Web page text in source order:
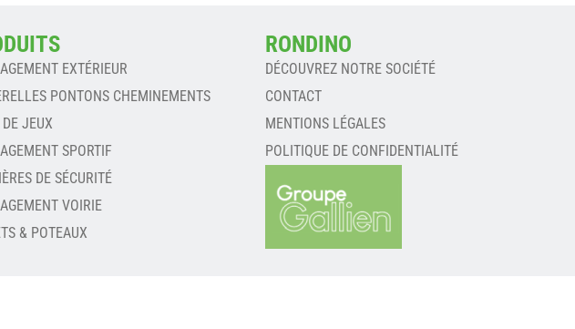
EXTÉRIEUR
PONTONS CHEMINEMENTS
JEUX
SPORTIF
DE SÉCURITÉ
VOIRIE
& POTEAUX
RONDINO
DÉCOUVREZ NOTRE SOCIÉTÉ
CONTACT
MENTIONS LÉGALES
POLITIQUE DE CONFIDENTIALITÉ